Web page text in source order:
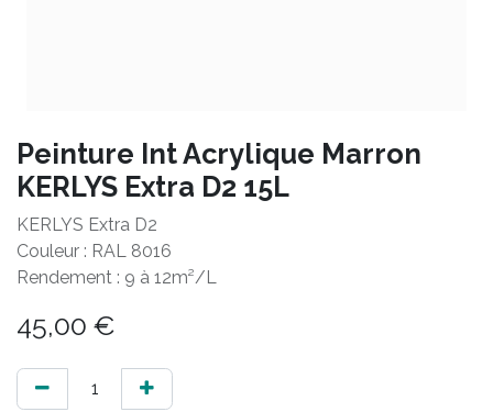
Peinture Int Acrylique Marron
KERLYS Extra D2 15L
KERLYS Extra D2
Couleur : RAL 8016
Rendement : 9 à 12m²/L
45,00 €